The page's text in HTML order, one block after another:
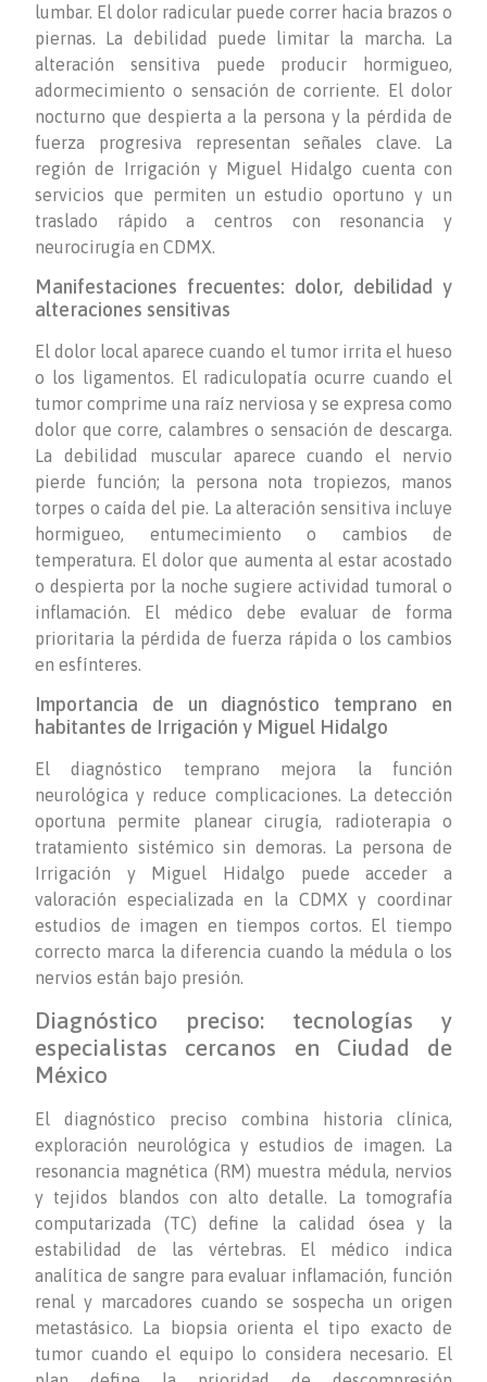
lumbar. El dolor radicular puede correr hacia brazos o
piernas. La debilidad puede limitar la marcha. La
alteración sensitiva puede producir hormigueo,
adormecimiento o sensación de corriente. El dolor
nocturno que despierta a la persona y la pérdida de
fuerza progresiva representan señales clave. La
región de Irrigación y Miguel Hidalgo cuenta con
servicios que permiten un estudio oportuno y un
traslado rápido a centros con resonancia y
neurocirugía en CDMX.
Manifestaciones frecuentes: dolor, debilidad y
alteraciones sensitivas
El dolor local aparece cuando el tumor irrita el hueso
o los ligamentos. El radiculopatía ocurre cuando el
tumor comprime una raíz nerviosa y se expresa como
dolor que corre, calambres o sensación de descarga.
La debilidad muscular aparece cuando el nervio
pierde función; la persona nota tropiezos, manos
torpes o caída del pie. La alteración sensitiva incluye
hormigueo, entumecimiento o cambios de
temperatura. El dolor que aumenta al estar acostado
o despierta por la noche sugiere actividad tumoral o
inflamación. El médico debe evaluar de forma
prioritaria la pérdida de fuerza rápida o los cambios
en esfínteres.
Importancia de un diagnóstico temprano en
habitantes de Irrigación y Miguel Hidalgo
El diagnóstico temprano mejora la función
neurológica y reduce complicaciones. La detección
oportuna permite planear cirugía, radioterapia o
tratamiento sistémico sin demoras. La persona de
Irrigación y Miguel Hidalgo puede acceder a
valoración especializada en la CDMX y coordinar
estudios de imagen en tiempos cortos. El tiempo
correcto marca la diferencia cuando la médula o los
nervios están bajo presión.
Diagnóstico preciso: tecnologías y
especialistas cercanos en Ciudad de
México
El diagnóstico preciso combina historia clínica,
exploración neurológica y estudios de imagen. La
resonancia magnética (RM) muestra médula, nervios
y tejidos blandos con alto detalle. La tomografía
computarizada (TC) define la calidad ósea y la
estabilidad de las vértebras. El médico indica
analítica de sangre para evaluar inflamación, función
renal y marcadores cuando se sospecha un origen
metastásico. La biopsia orienta el tipo exacto de
tumor cuando el equipo lo considera necesario. El